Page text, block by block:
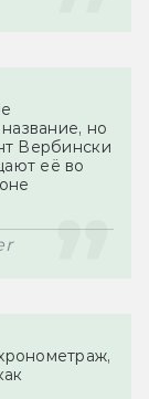
но
Вербински
её во
—Дэвид Руни, Hollywood Reporter